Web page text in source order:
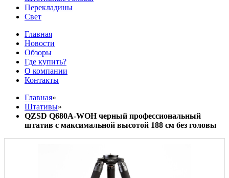
Перекладины
Свет
Главная
Новости
Обзоры
Где купить?
О компании
Контакты
Главная»
Штативы»
QZSD Q680A-WOH черный профессиональный
штатив с максимальной высотой 188 см без головы